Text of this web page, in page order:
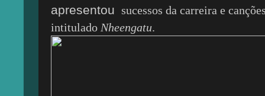
apresentou sucessos da carreira e
intitulado Nheengatu.